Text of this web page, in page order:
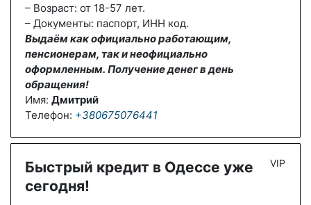
– Возраст: от 18-57 лет.
– Документы: паспорт, ИНН код.
Выдаём как официально работающим,
пенсионерам, так и неофициально
оформленным. Получение денег в день
обращения!
Имя: Дмитрий
Телефон: +380675076441
Быстрый кредит в Одессе уже
сегодня!
VIP